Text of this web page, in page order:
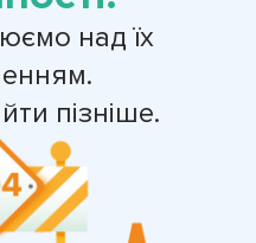
над їх
пізніше.